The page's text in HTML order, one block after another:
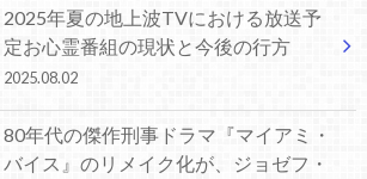
2025年夏の地上波TVにおける放送予
定お心霊番組の現状と今後の行方
2025.08.02
80年代の傑作刑事ドラマ『マイアミ・
バイス』のリメイク化が、ジョゼフ・